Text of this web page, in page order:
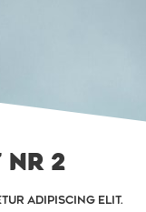
NR 2
adipiscing elit.